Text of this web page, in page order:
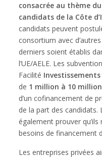
consacrée au thème
candidats de la Côte
candidats peuvent
consortium avec
derniers soient établis
l’UE/AELE. Les
Facilité
de 1 million à 10
d’un cofinancement de
de la part des candidats.
également prouver
besoins de financement
Les entreprises privées